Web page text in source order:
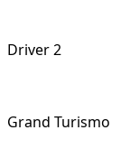
Driver 2
Grand Turismo